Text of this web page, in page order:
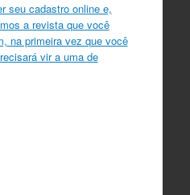
seu cadastro online e,
a revista que você
na primeira vez que você
vir a uma de